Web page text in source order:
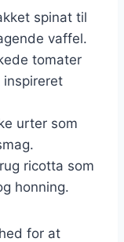
spinat til
vaffel.
tomater
inspireret
urter som
ricotta som
honning.
for at